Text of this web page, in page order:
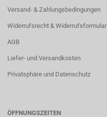
Versand- & Zahlungsbedingungen
Widerrufsrecht & Widerrufsformular
AGB
Liefer- und Versandkosten
Privatsphäre und Datenschutz
ÖFFNUNGSZEITEN